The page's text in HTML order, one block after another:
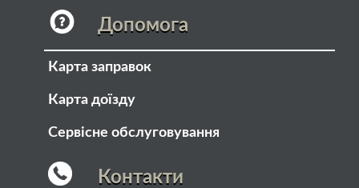
Допомога
Карта заправок
Карта доїзду
Сервісне обслуговування
Контакти